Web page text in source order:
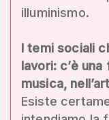
illuminismo.
I temi sociali
lavori: c’è
musica,
Esiste